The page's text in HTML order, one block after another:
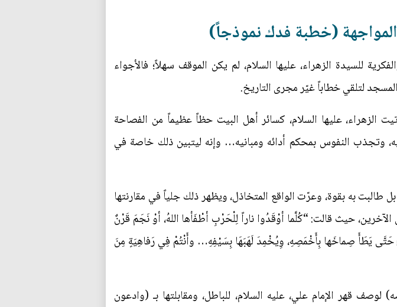
(خطبة فدك نموذجاً)
للسيدة الزهراء، عليها السلام، لم يكن الموقف سهلاً؛ فالأجواء
لتلقي خطاباً غيّر مجرى التاريخ.
الزهراء، عليها السلام، كسائر أهل البيت حظاً عظيماً من الفصاحة
وتجذب النفوس بمحكم أدائه ومبانيه… وإنه ليتبين ذلك خاصة في
به بقوة، وعرّت الواقع المتخاذل، ويظهر ذلك جلياً في مقارنتها
حيث قالت: “كُلَّما أوْقَدُوا ناراً لِلْحَرْبِ أطْفَأها اللهُ، أوْ نَجَمَ قَرْنٌ
يَطَأَ صِماخَها بِأَخْمَصِهِ، وِيُخْمِدَ لَهَبَهَا بِسَيْفِهِ… وأَنْتُمْ فِي رَفاهِيَةٍ مِنَ
قهر الإمام علي، عليه السلام، للباطل، ومقابلتها بـ (وادعون